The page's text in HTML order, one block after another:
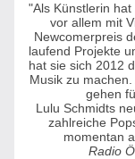
"Als Künstlerin
vor allem mit
Newcomerpreis
laufend Projekte
hat sie sich 2012
Musik zu
gehen
Lulu Schmidts
zahlreiche
momentan
Radio